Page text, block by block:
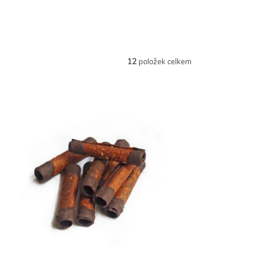
12 položek celkem